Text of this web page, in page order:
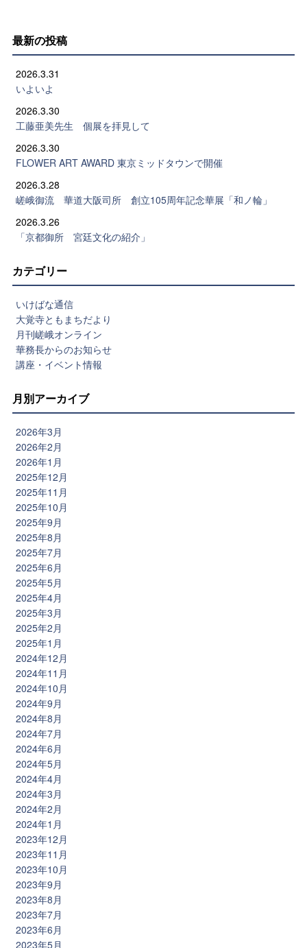
最新の投稿
2026.3.31
いよいよ
2026.3.30
工藤亜美先生 個展を拝見して
2026.3.30
FLOWER ART AWARD 東京ミッドタウンで開催
2026.3.28
嵯峨御流 華道大阪司所 創立105周年記念華展「和ノ輪」
2026.3.26
「京都御所 宮廷文化の紹介」
カテゴリー
いけばな通信
大覚寺ともまちだより
月刊嵯峨オンライン
華務長からのお知らせ
講座・イベント情報
月別アーカイブ
2026年3月
2026年2月
2026年1月
2025年12月
2025年11月
2025年10月
2025年9月
2025年8月
2025年7月
2025年6月
2025年5月
2025年4月
2025年3月
2025年2月
2025年1月
2024年12月
2024年11月
2024年10月
2024年9月
2024年8月
2024年7月
2024年6月
2024年5月
2024年4月
2024年3月
2024年2月
2024年1月
2023年12月
2023年11月
2023年10月
2023年9月
2023年8月
2023年7月
2023年6月
2023年5月